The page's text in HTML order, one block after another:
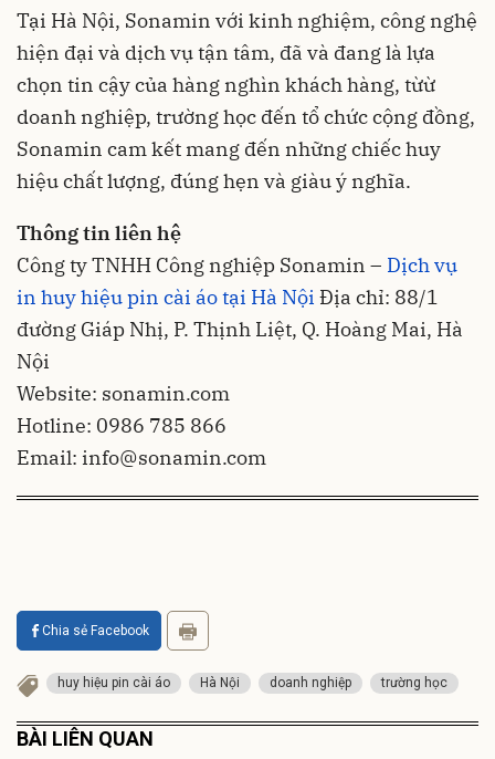
Tại Hà Nội, Sonamin với kinh nghiệm, công nghệ
hiện đại và dịch vụ tận tâm, đã và đang là lựa
chọn tin cậy của hàng nghìn khách hàng, từừ
doanh nghiệp, trường học đến tổ chức cộng đồng,
Sonamin cam kết mang đến những chiếc huy
hiệu chất lượng, đúng hẹn và giàu ý nghĩa.
Thông tin liên hệ
Công ty TNHH Công nghiệp Sonamin – Dịch vụ
in huy hiệu pin cài áo tại Hà Nội Địa chỉ: 88/1
đường Giáp Nhị, P. Thịnh Liệt, Q. Hoàng Mai, Hà
Nội
Website: sonamin.com
Hotline: 0986 785 866
Email: info@sonamin.com
Chia sẻ Facebook
huy hiệu pin cài áo Hà Nội doanh nghiệp trường học
BÀI LIÊN QUAN